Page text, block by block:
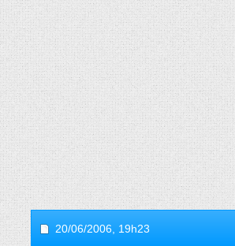
20/06/2006, 19h23